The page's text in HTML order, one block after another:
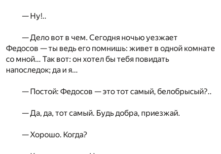
— Ну!..
— Дело вот в чем. Сегодня ночью уезжает
Федосов — ты ведь его помнишь: живет в одной комнате
со мной… Так вот: он хотел бы тебя повидать
напоследок; да и я…
— Постой: Федосов — это тот самый, белобрысый?..
— Да, да, тот самый. Будь добра, приезжай.
— Хорошо. Когда?